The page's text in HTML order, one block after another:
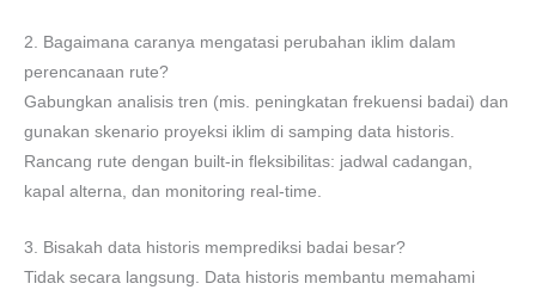
2. Bagaimana caranya mengatasi perubahan iklim dalam
perencanaan rute?
Gabungkan analisis tren (mis. peningkatan frekuensi badai) dan
gunakan skenario proyeksi iklim di samping data historis.
Rancang rute dengan built-in fleksibilitas: jadwal cadangan,
kapal alterna, dan monitoring real-time.
3. Bisakah data historis memprediksi badai besar?
Tidak secara langsung. Data historis membantu memahami